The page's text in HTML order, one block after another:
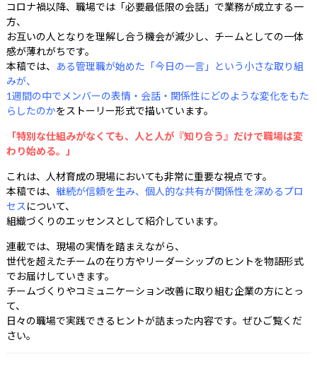
コロナ禍以降、職場では「必要最低限の会話」で業務が成立する一
方、
お互いの人となりを理解し合う機会が減少し、チームとしての一体
感が薄れがちです。
本稿では、
ある管理職が始めた「今日の一言」という小さな取り組
みが、
1週間の中でメンバーの表情・会話・関係性にどのような変化をもた
らしたのかをストーリー形式で描いています。
「特別な仕組みがなくても、人と人が『知り合う』だけで職場は変
わり始める。」
これは、人材育成の現場においても非常に重要な視点です。
本稿では、 継続が信頼を生み、個人的な共有が関係性を深めるプロ
セス について、
組織づくりのエッセンスとして紹介しています。
連載では、現場の実情を踏まえながら、
世代を超えたチームの在り方やリーダーシップのヒントを物語形式
でお届けしていきます。
チームづくりやコミュニケーション改善に取り組む企業の方にとっ
て、
日々の職場で実践できるヒントが詰まった内容です。ぜひご覧くだ
さい。